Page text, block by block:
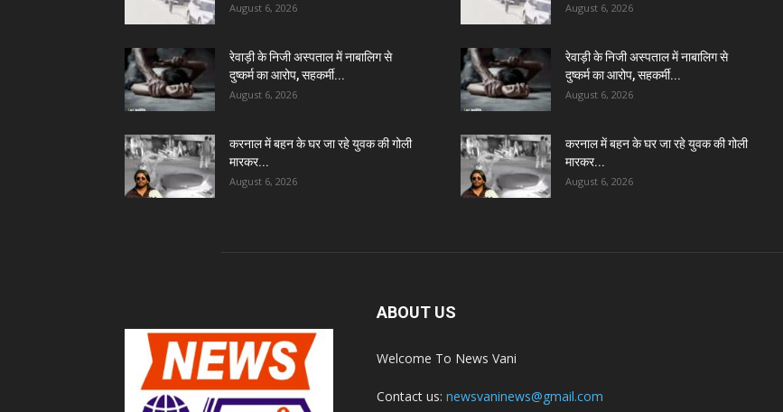
August 6, 2026
रेवाड़ी के निजी अस्पताल में नाबालिग से
दुष्कर्म का आरोप, सहकर्मी...
August 6, 2026
करनाल में बहन के घर जा रहे युवक की गोली
मारकर...
August 6, 2026
August 6, 2026
रेवाड़ी के निजी अस्पताल में नाबालिग से
दुष्कर्म का आरोप, सहकर्मी...
August 6, 2026
करनाल में बहन के घर जा रहे युवक की गोली
मारकर...
August 6, 2026
ABOUT US
Welcome To News Vani
Contact us: newsvaninews@gmail.com